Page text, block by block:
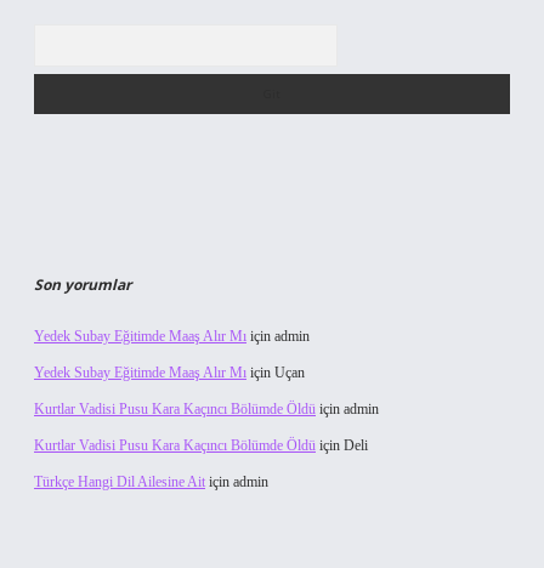
Son yorumlar
Yedek Subay Eğitimde Maaş Alır Mı için admin
Yedek Subay Eğitimde Maaş Alır Mı için Uçan
Kurtlar Vadisi Pusu Kara Kaçıncı Bölümde Öldü için admin
Kurtlar Vadisi Pusu Kara Kaçıncı Bölümde Öldü için Deli
Türkçe Hangi Dil Ailesine Ait için admin